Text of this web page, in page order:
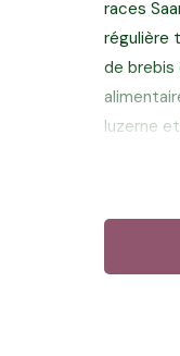
races
régulière
de brebis
luzerne
sœur, elle
taille
par la